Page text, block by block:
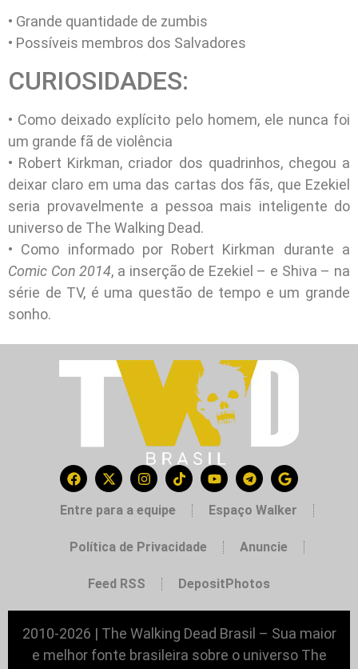
• Grande quantidade de zumbis
• Possíveis membros dos Salvadores
CURIOSIDADES:
• Como deixado explícito pelo homem, ele nunca foi
um grande fã de violência
• Robert Kirkman, criador dos quadrinhos, chegou a
deixar claro em uma das cartas dos fãs, que Ezekiel
seria provavelmente a pessoa mais inteligente do
universo de The Walking Dead.
• Como informado por Robert Kirkman durante a
Comic Con 2014, a inserção de Ezekiel – e Shiva – na
série de TV, é uma questão de tempo e um grande
sonho.
Entre para a equipe Espaço Walker
Política de Privacidade Anuncie
Feed RSS DepositPhotos
2010-2026 | The Walking Dead Brasil – Sua maior
e melhor fonte brasileira sobre o universo The